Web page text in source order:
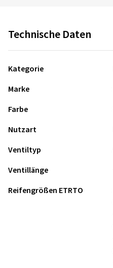
Technische Daten
Kategorie
Marke
Farbe
Nutzart
Ventiltyp
Ventillänge
Reifengrößen ETRTO